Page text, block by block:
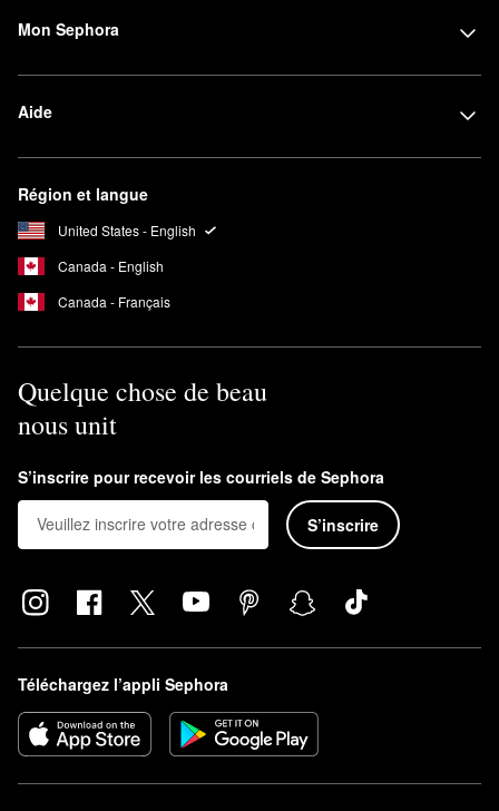
Mon Sephora
Aide
Région et langue
United States - English
Canada - English
Canada - Français
Quelque chose de beau
nous unit
S’inscrire pour recevoir les courriels de Sephora
S’inscrire
Téléchargez l’appli Sephora